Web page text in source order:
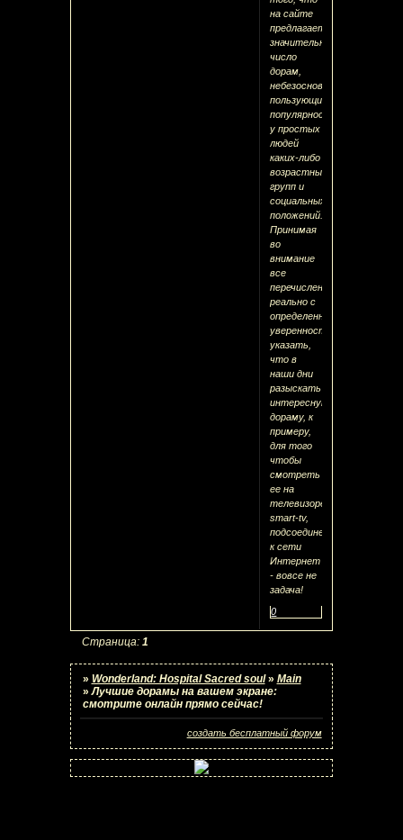
на сайте
предлагается
значительное
число
дорам,
небезосновательно
пользующихся
популярностью
у простых
людей
каких-либо
возрастных
групп и
социальных
положений.
Принимая
во
внимание
все
перечисленное,
реально с
определенной
уверенностью
указать,
что в
наши дни
разыскать
интересную
дораму, к
примеру,
для того
чтобы
смотреть
ее на
телевизоре
smart-tv,
подсоединенном
к сети
Интернет
- вовсе не
задача!
0
Страница: 1
» Wonderland: Hospital Sacred soul » Main
»Лучшие дорамы на вашем экране:
смотрите онлайн прямо сейчас!
создать бесплатный форум